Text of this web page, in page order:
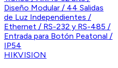
HIKVISION